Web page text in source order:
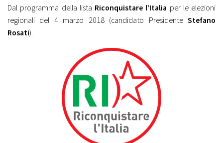
Dal programma della lista Riconquistare l’Italia per le elezioni
regionali del 4 marzo 2018 (candidato Presidente Stefano
Rosati).